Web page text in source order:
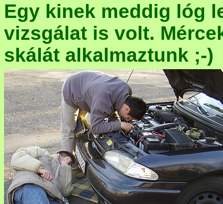
Egy kinek meddig lóg
vizsgálat is volt.
skálát alkalmaztunk ;-